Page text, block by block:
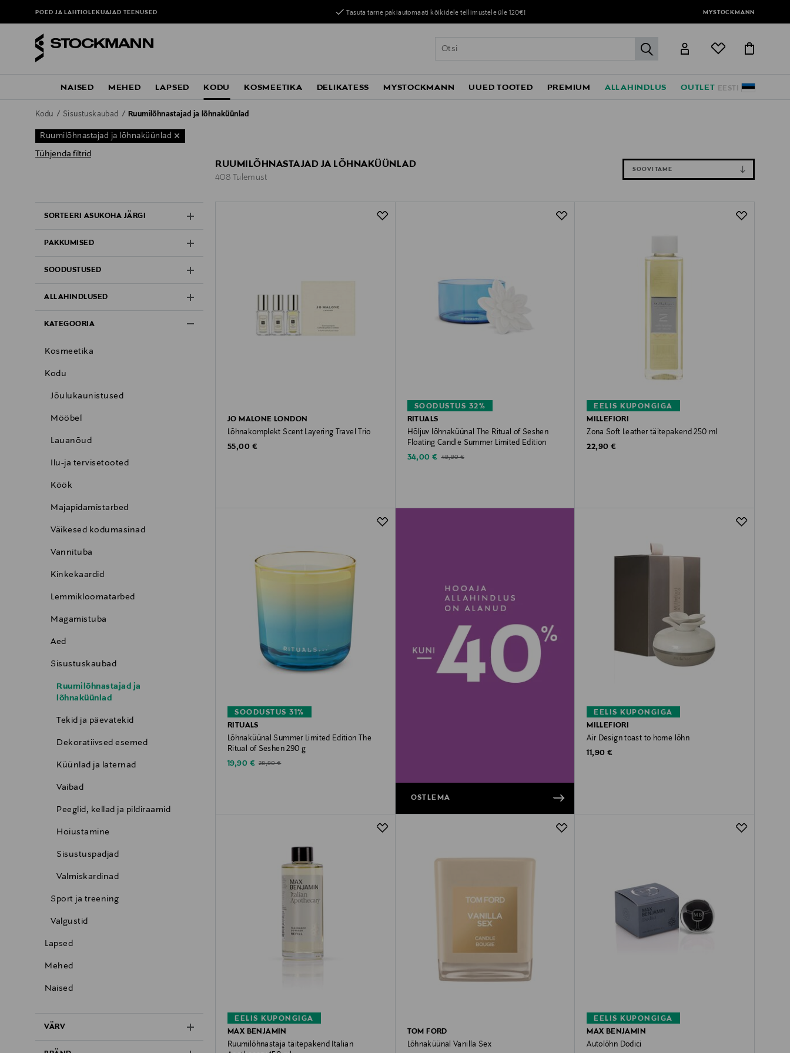
POED JA LAHTIOLEKUAJADTEENUSED Tasuta tarne pakiautomaati kõikidele tellimustele üle 120€! MYSTOCKMANN
label.header.go
EESTI
NAISED MEHED LAPSED KODU KOSMEETIKA DELIKATESS MYSTOCKMANN UUED TOOTED PREMIUM ALLAHINDLUS OUTLET
Kodu Sisustuskaubad Ruumilõhnastajad ja lõhnaküünlad
Ruumilõhnastajad ja lõhnaküünlad
Tühjenda filtrid
SORTEERI ASUKOHA JÄRGI
PAKKUMISED
SOODUSTUSED
ALLAHINDLUSED
KATEGOORIA
Kosmeetika
Kodu
Jõulukaunistused
Mööbel
Lauanõud
Ilu-ja tervisetooted
Köök
Majapidamistarbed
Väikesed kodumasinad
Vannituba
Kinkekaardid
Lemmikloomatarbed
Magamistuba
Aed
Sisustuskaubad
Ruumilõhnastajad ja
lõhnaküünlad
Tekid ja päevatekid
Dekoratiivsed esemed
Küünlad ja laternad
Vaibad
Peeglid, kellad ja pildiraamid
Hoiustamine
Sisustuspadjad
Valmiskardinad
Sport ja treening
Valgustid
Lapsed
Mehed
Naised
VÄRV
RUUMILÕHNASTAJAD JA LÕHNAKÜÜNLAD
408 Tulemust
SOOVITAME
JO MALONE LONDON
Lõhnakomplekt Scent Layering Travel Trio
Original Price
55,00 €
SOODUSTUS 32%
RITUALS
Hõljuv lõhnaküünal The Ritual of Seshen
Floating Candle Summer Limited Edition
Discounted Price
34,00 € Original Price
49,90 €
EELIS KUPONGIGA
MILLEFIORI
Zona Soft Leather täitepakend 250 ml
Original Price
22,90 €
SOODUSTUS 31%
RITUALS
Lõhnaküünal Summer Limited Edition The
Ritual of Seshen 290 g
Discounted Price
19,90 € Original Price
28,90 €
OSTLEMA
EELIS KUPONGIGA
MILLEFIORI
Air Design toast to home lõhn
Original Price
11,90 €
EELIS KUPONGIGA
MAX BENJAMIN
Ruumilõhnastaja täitepakend Italian
TOM FORD
Lõhnaküünal Vanilla Sex
EELIS KUPONGIGA
MAX BENJAMIN
Autolõhn Dodici